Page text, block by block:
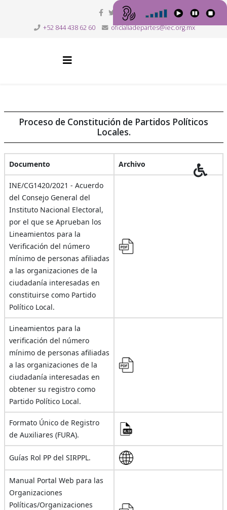
+52 844 438 62 60 oficialiadepartes@iec.org.mx
Proceso de Constitución de Partidos Políticos
Locales.
Documento Archivo
INE/CG1420/2021 - Acuerdo
del Consejo General del
Instituto Nacional Electoral,
por el que se Aprueban los
Lineamientos para la
Verificación del número
mínimo de personas afiliadas
a las organizaciones de la
ciudadanía interesadas en
constituirse como Partido
Político Local.
Lineamientos para la
verificación del número
mínimo de personas afiliadas
a las organizaciones de la
ciudadanía interesadas en
obtener su registro como
Partido Político Local.
Formato Único de Registro
de Auxiliares (FURA).
Guías Rol PP del SIRPPL.
Manual Portal Web para las
Organizaciones
Políticas/Organizaciones